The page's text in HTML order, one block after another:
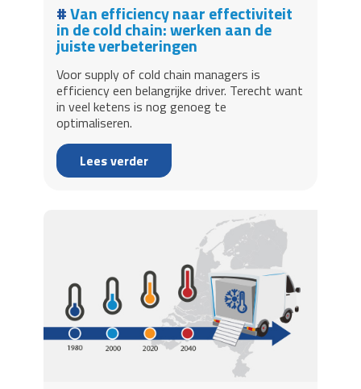
Van efficiency naar effectiviteit
in de cold chain: werken aan de
juiste verbeteringen
Voor supply of cold chain managers is
efficiency een belangrijke driver. Terecht want
in veel ketens is nog genoeg te
optimaliseren.
Lees verder